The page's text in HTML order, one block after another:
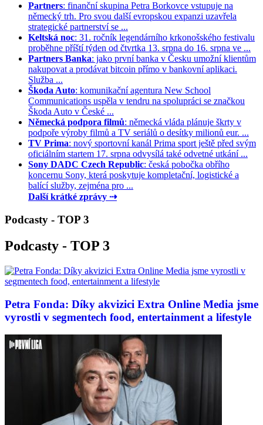
Partners: finanční skupina Petra Borkovce vstupuje na
německý trh. Pro svou další evropskou expanzi uzavřela
strategické partnerství se ...
Keltská noc: 31. ročník legendárního krkonošského festivalu
proběhne příští týden od čtvrtka 13. srpna do 16. srpna ve ...
Partners Banka: jako první banka v Česku umožní klientům
nakupovat a prodávat bitcoin přímo v bankovní aplikaci.
Služba ...
Škoda Auto: komunikační agentura New School
Communications uspěla v tendru na spolupráci se značkou
Škoda Auto v České ...
Německá podpora filmů: německá vláda plánuje škrty v
podpoře výroby filmů a TV seriálů o desítky milionů eur. ...
TV Prima: nový sportovní kanál Prima sport ještě před svým
oficiálním startem 17. srpna odvysílá také odvetné utkání ...
Sony DADC Czech Republic: česká pobočka obřího
koncernu Sony, která poskytuje kompletační, logistické a
balící služby, zejména pro ...
Další krátké zprávy ⇢
Podcasty - TOP 3
Podcasty - TOP 3
Petra Fonda: Díky akvizici Extra Online Media jsme
vyrostli v segmentech food, entertainment a lifestyle